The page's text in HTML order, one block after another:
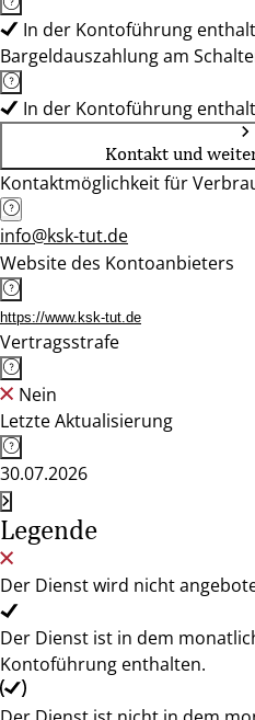
In der Kontoführung
Bargeldauszahlung am
In der Kontoführung
Kontakt und
Kontaktmöglichkeit für
info@ksk-tut.de
Website des Kontoanbieters
https://www.ksk-tut.de
Vertragsstrafe
Nein
Letzte Aktualisierung
30.07.2026
Legende
Der Dienst wird nicht
Der Dienst ist in dem
Kontoführung enthalten.